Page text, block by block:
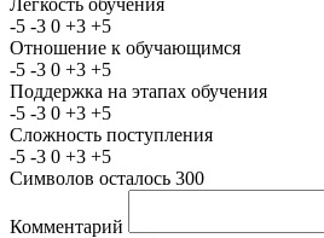
-5 -3 0 +3 +5
Отношение к обучающимся
-5 -3 0 +3 +5
Поддержка на этапах обучения
-5 -3 0 +3 +5
Сложность поступления
-5 -3 0 +3 +5
Символов осталось 300
Комментарий